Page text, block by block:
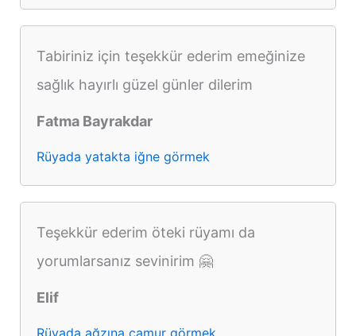
Tabiriniz için teşekkür ederim emeğinize
sağlık hayırlı güzel günler dilerim
Fatma Bayrakdar
Rüyada yatakta iğne görmek
Teşekkür ederim öteki rüyamı da
yorumlarsanız sevinirim 🤗
Elif